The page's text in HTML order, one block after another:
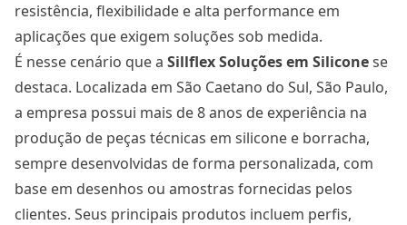
resistência, flexibilidade e alta performance em
aplicações que exigem soluções sob medida.
É nesse cenário que a Sillflex Soluções em Siliconese
destaca. Localizada em São Caetano do Sul, São Paulo,
a empresa possui mais de 8 anos de experiência na
produção de peças técnicas em silicone e borracha,
sempre desenvolvidas de forma personalizada, com
base em desenhos ou amostras fornecidas pelos
clientes. Seus principais produtos incluem perfis,